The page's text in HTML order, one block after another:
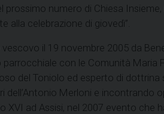
prossimo numero di Chiesa
alla celebrazione di giovedì”.
il 19 novembre 2005 da
con le Comunità Maria
del Toniolo ed esperto di
Merloni e incontrando
XVI ad Assisi, nel 2007 evento